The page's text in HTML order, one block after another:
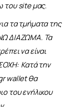
του site μας.
τα τμήματα της
ΔΙΑΖΩΜΑ. Τα
να είναι
Κατά την
wallet θα
του ενήλικου